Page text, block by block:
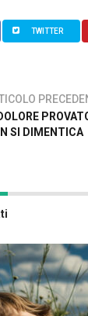
TWITTER
SI DIMENTICA